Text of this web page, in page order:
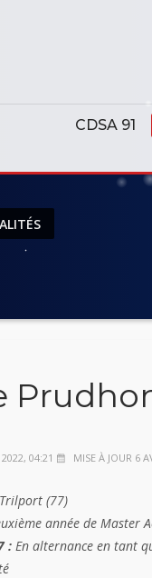
CDSA 91
04:21 MISE À JOUR 6
Trilport (77)
année de Master
: En alternance en tant